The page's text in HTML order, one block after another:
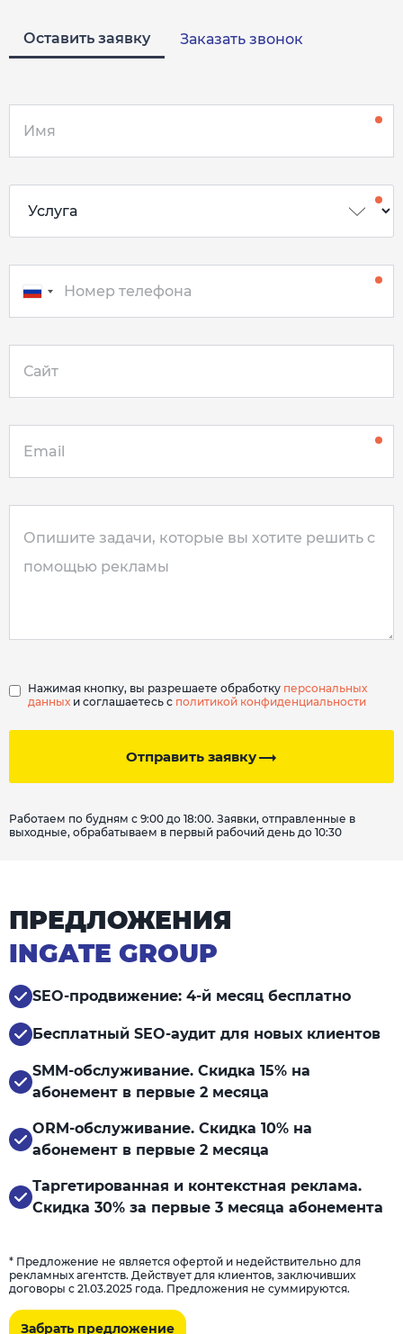
Оставить заявку Заказать звонок
Отправить заявку
Нажимая кнопку, вы разрешаете обработку персональных
данных и соглашаетесь с политикой конфиденциальности
Работаем по будням с 9:00 до 18:00. Заявки, отправленные в
выходные, обрабатываем в первый рабочий день до 10:30
ПРЕДЛОЖЕНИЯ
INGATE GROUP
SEO-продвижение: 4-й месяц бесплатно
Бесплатный SEO-аудит для новых клиентов
SMM-обслуживание. Скидка 15% на
абонемент в первые 2 месяца
ORM-обслуживание. Скидка 10% на
абонемент в первые 2 месяца
Таргетированная и контекстная реклама.
Скидка 30% за первые 3 месяца абонемента
* Предложение не является офертой и недействительно для
рекламных агентств. Действует для клиентов, заключивших
договоры с 21.03.2025 года. Предложения не суммируются.
Забрать предложение